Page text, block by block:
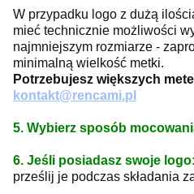
W przypadku logo z dużą
mieć technicznie możliwości
najmniejszym rozmiarze -
minimalną wielkość metki.
Potrzebujesz większych
kontakt@rencami.pl
5. Wybierz sposób
6. Jeśli posiadasz swoje logo:
prześlij je podczas składania